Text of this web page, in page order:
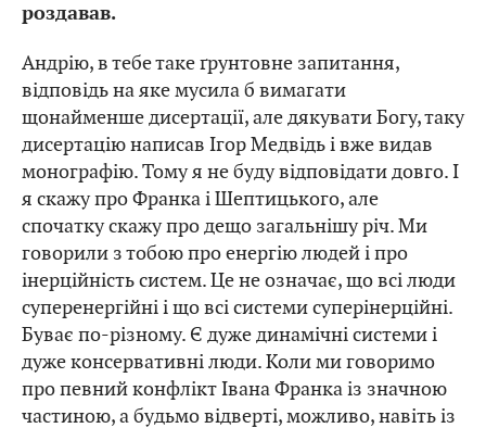
роздавав.
Андрію, в тебе таке ґрунтовне запитання,
відповідь на яке мусила б вимагати
щонайменше дисертації, але дякувати Богу, таку
дисертацію написав Ігор Медвідь і вже видав
монографію. Тому я не буду відповідати довго. І
я скажу про Франка і Шептицького, але
спочатку скажу про дещо загальнішу річ. Ми
говорили з тобою про енергію людей і про
інерційність систем. Це не означає, що всі люди
суперенергійні і що всі системи суперінерційні.
Буває по-різному. Є дуже динамічні системи і
дуже консервативні люди. Коли ми говоримо
про певний конфлікт Івана Франка із значною
частиною, а будьмо відверті, можливо, навіть із